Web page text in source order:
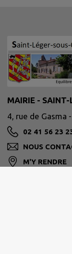
MAIRIE - SAINT-
4, rue de Gasma
02 41 56 23
NOUS
M'Y RENDRE